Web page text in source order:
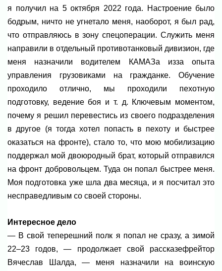
я получил на 5 октября 2022 года. Настроение было
бодрым, ничто не угнетало меня, наоборот, я был рад,
что отправляюсь в зону спецоперации. Служить меня
направили в отдельный противотанковый дивизион, где
меня назначили водителем КАМАЗа изза опыта
управления грузовиками на гражданке. Обучение
проходило отлично, мы проходили пехотную
подготовку, ведение боя и т. д. Ключевым моментом,
почему я решил перевестись из своего подразделения
в другое (я тогда хотел попасть в пехоту и быстрее
оказаться на фронте), стало то, что мою мобилизацию
поддержал мой двоюродный брат, который отправился
на фронт добровольцем. Туда он попал быстрее меня.
Моя подготовка уже шла два месяца, и я посчитал это
несправедливым со своей стороны.
Интересное дело
— В свой теперешний полк я попал не сразу, а зимой
22–23 годов, — продолжает свой рассказефрейтор
Вячеслав Шалда, — меня назначили на воинскую